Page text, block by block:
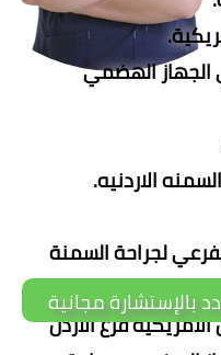
الجهاز الهضمي
الاردنيه.
لجراحة السمنة
فرع الاردن
بالإستشارة مجانية